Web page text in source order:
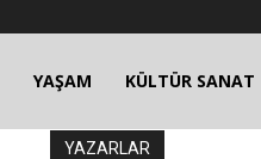
YAŞAM KÜLTÜR SANAT
YAZARLAR